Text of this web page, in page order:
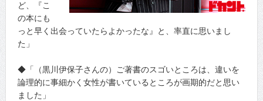
ど、『こ
の本にも
っと早く出会っていたらよかったな』と、率直に思いまし
た」
◆「（黒川伊保子さんの）ご著書のスゴいところは、違いを
論理的に事細かく女性が書いているところが画期的だと思い
ました」